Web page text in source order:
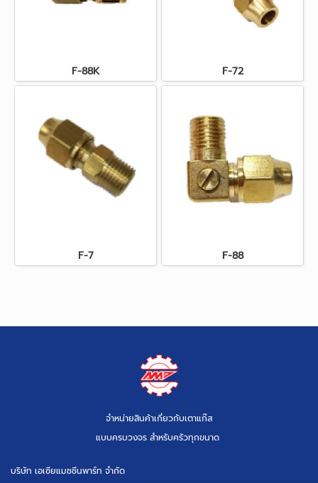
F-88K F-72
F-7 F-88
จำหน่ายสินค้าเกี่ยวกับเตาแก๊ส
แบบครบวงจร สำหรับครัวทุกขนาด
บริษัท เอเซียแมชชีนพาร์ท จำกัด